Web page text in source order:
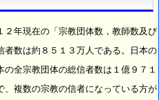
年現在の「宗教団体数，教師数及び
数は約８５１３万人である。日本の
全宗教団体の総信者数は１億９７１
複数の宗教の信者になっている方が